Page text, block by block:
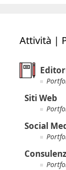
Attività |
Siti Web
Social